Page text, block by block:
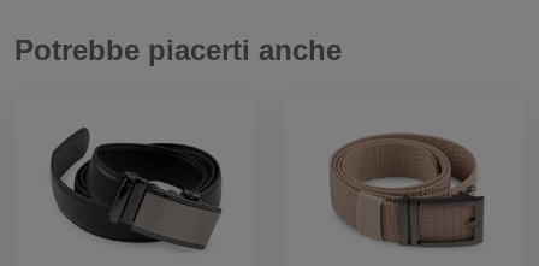
Potrebbe piacerti anche